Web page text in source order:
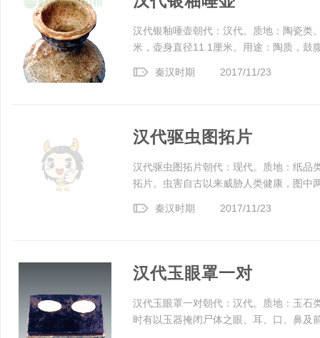
秦汉时期 2017/11/23
汉代银釉唾壶朝代：汉代。质地：陶瓷类
米，壶身直径11.1厘米。用途：陶质，鼓
秦汉时期 2017/11/23
汉代驱虫图拓片
汉代驱虫图拓片朝代：现代。质地：纸品
拓片。虫害自古以来威胁人类健康，图中
汉代玉眼罩一对
汉代玉眼罩一对朝代：汉代。质地：玉石
时有以玉器掩闭尸体之眼、耳、口、鼻及